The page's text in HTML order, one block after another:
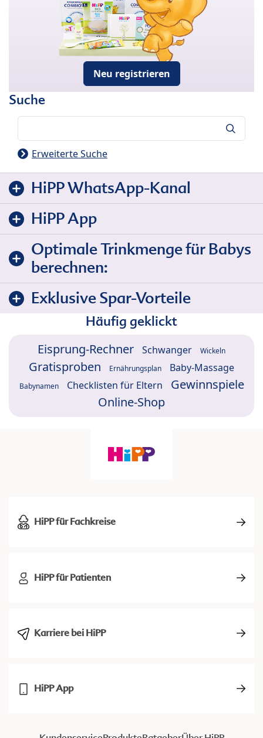
Neu registrieren
Suche
Erweiterte Suche
HiPP WhatsApp-Kanal
HiPP App
Optimale Trinkmenge für Babys
berechnen:
Exklusive Spar-Vorteile
Häufig geklickt
Eisprung-Rechner Schwanger Wickeln
Gratisproben Ernährungsplan Baby-Massage
Babynamen Checklisten für Eltern
Gewinnspiele
Online-Shop
HiPP für Fachkreise
HiPP für Patienten
Karriere bei HiPP
HiPP App